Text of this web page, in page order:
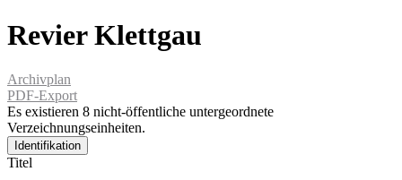
Revier Klettgau
Archivplan
PDF-Export
Es existieren 8 nicht-öffentliche untergeordnete
Verzeichnungseinheiten.
Identifikation
Titel